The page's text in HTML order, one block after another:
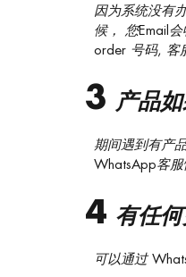
因为系统没有
候， 您Email
order 号码, 客
3 产品
期间遇到有产
WhatsApp客服
4 有任
可以通过